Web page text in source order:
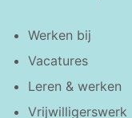
Werken bij
Vacatures
Leren & werken
Vrijwilligerswerk